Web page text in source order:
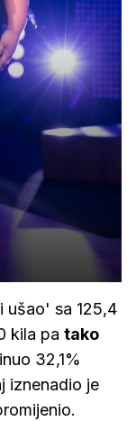
ušao' sa 125,4
kila pa tako
32,1%
iznenadio je